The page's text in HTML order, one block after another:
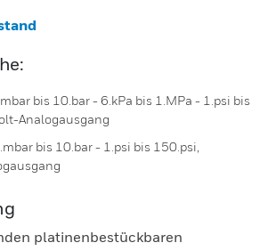
bis 10.bar - 6.kPa bis 1.MPa - 1.psi bis
Analogausgang
bis 10.bar - 1.psi bis 150.psi,
platinenbestückbaren